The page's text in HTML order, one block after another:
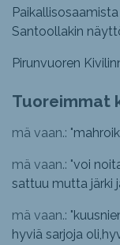
Santoollakin
Pirunvuoren
Tuoreimmat
mä vaan.: "
mä vaan.: "voi
sattuu mutta järki
mä vaan.: "
hyviä sarjoja